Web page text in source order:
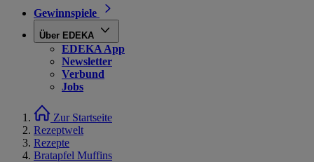
Gewinnspiele
Über EDEKA
EDEKA App
Newsletter
Verbund
Jobs
Zur Startseite
Rezeptwelt
Rezepte
Bratapfel Muffins